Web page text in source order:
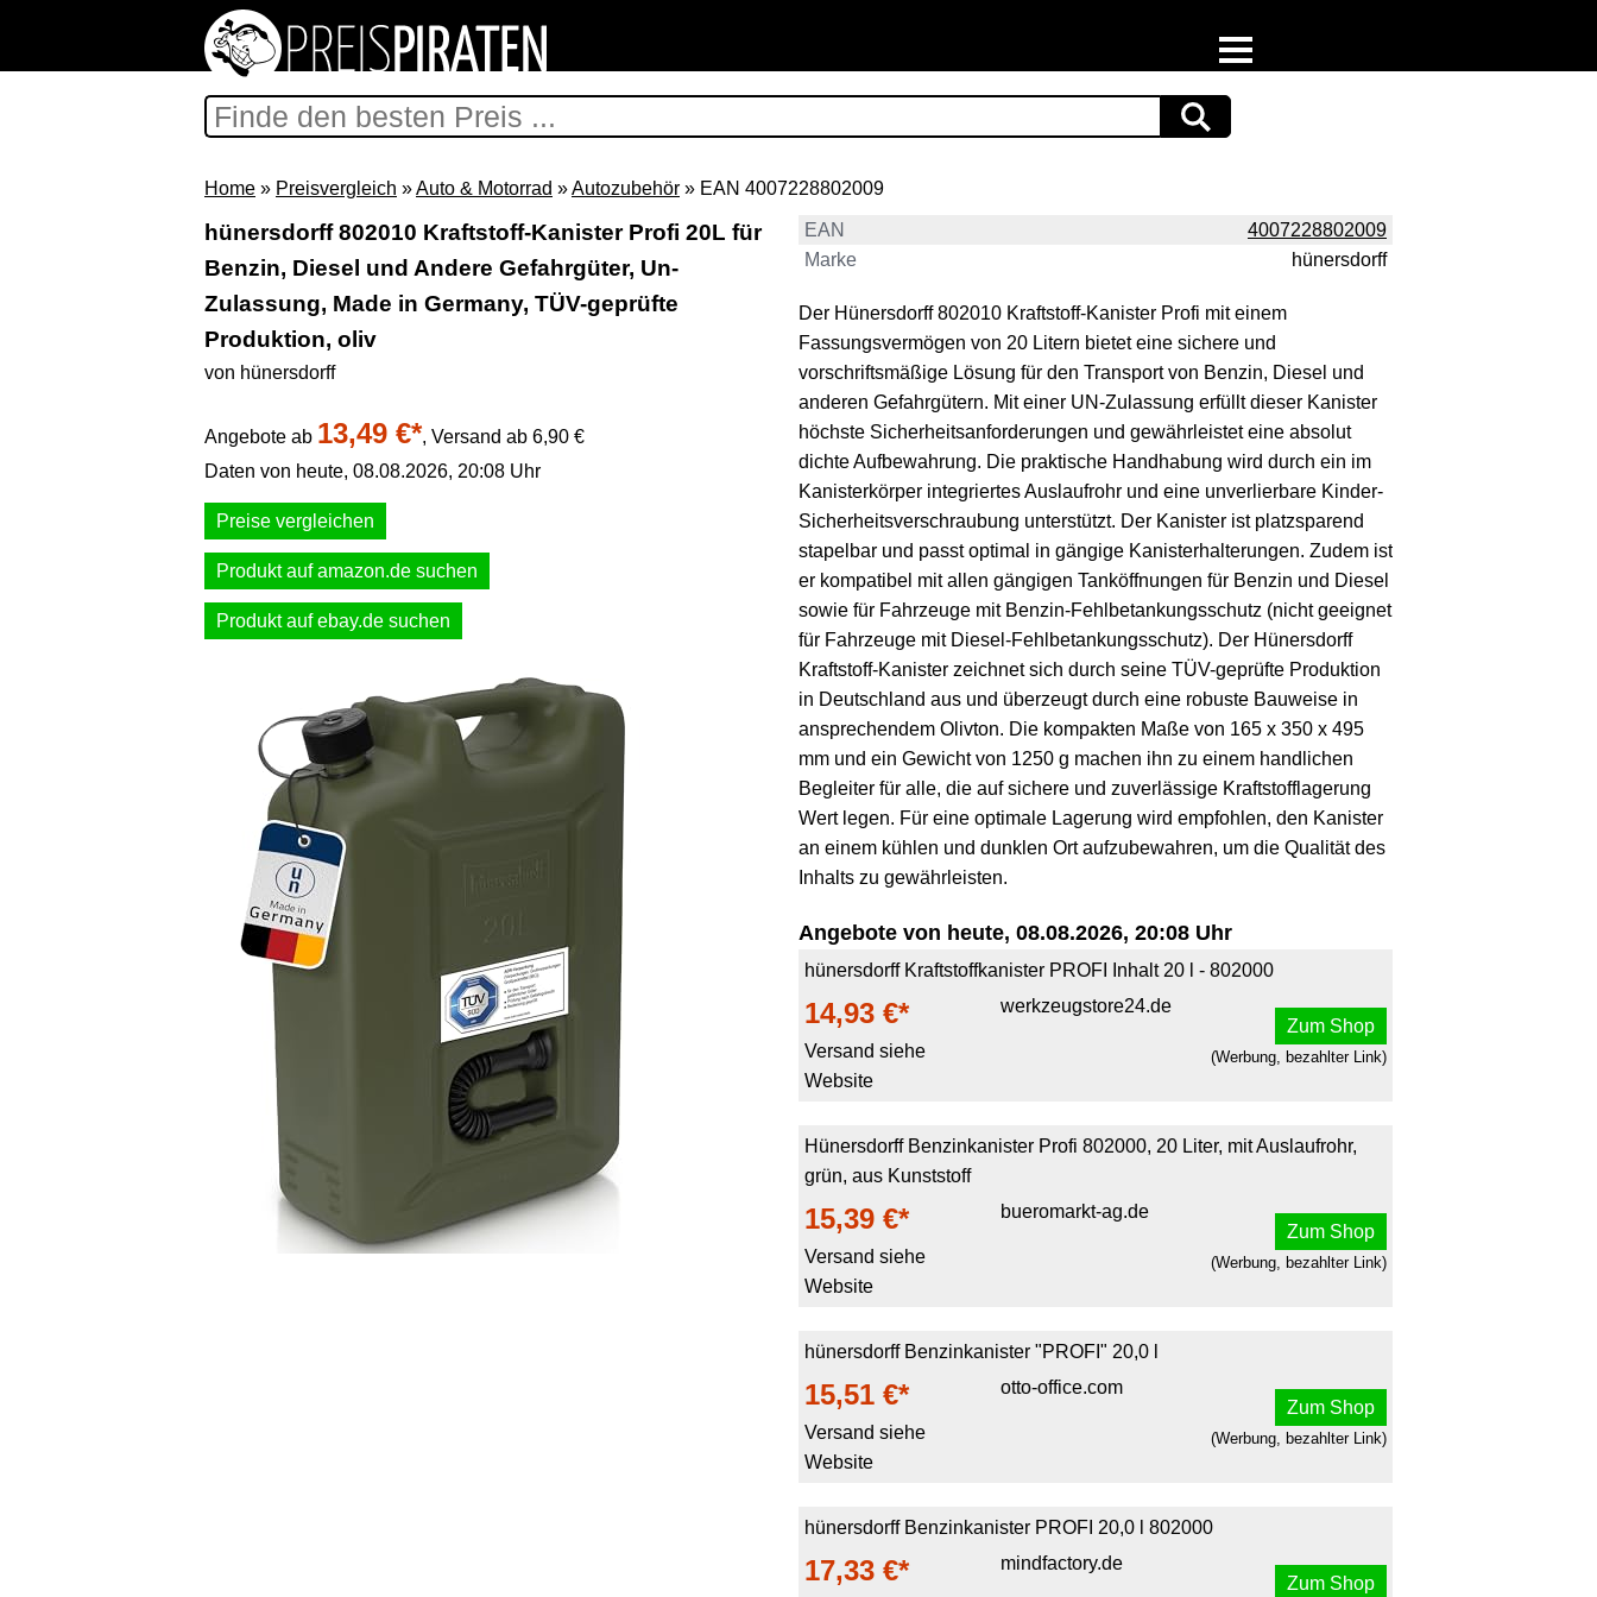
Support & Newsletter
Presse
Datenschutz
Impressum
Home » Preisvergleich »Auto & Motorrad »Autozubehör » EAN 4007228802009
hünersdorff 802010 Kraftstoff-Kanister Profi 20L für
Benzin, Diesel und Andere Gefahrgüter, Un-
Zulassung, Made in Germany, TÜV-geprüfte
Produktion, oliv
von hünersdorff
Angebote ab 13,49 €*, Versand ab 6,90 €
Daten von heute, 08.08.2026, 20:08 Uhr
Preise vergleichen
Produkt auf amazon.de suchen
Produkt auf ebay.de suchen
EAN
4007228802009
Marke
hünersdorff
Der Hünersdorff 802010 Kraftstoff-Kanister Profi mit einem
Fassungsvermögen von 20 Litern bietet eine sichere und
vorschriftsmäßige Lösung für den Transport von Benzin, Diesel und
anderen Gefahrgütern. Mit einer UN-Zulassung erfüllt dieser Kanister
höchste Sicherheitsanforderungen und gewährleistet eine absolut
dichte Aufbewahrung. Die praktische Handhabung wird durch ein im
Kanisterkörper integriertes Auslaufrohr und eine unverlierbare Kinder-
Sicherheitsverschraubung unterstützt. Der Kanister ist platzsparend
stapelbar und passt optimal in gängige Kanisterhalterungen. Zudem ist
er kompatibel mit allen gängigen Tanköffnungen für Benzin und Diesel
sowie für Fahrzeuge mit Benzin-Fehlbetankungsschutz (nicht geeignet
für Fahrzeuge mit Diesel-Fehlbetankungsschutz). Der Hünersdorff
Kraftstoff-Kanister zeichnet sich durch seine TÜV-geprüfte Produktion
in Deutschland aus und überzeugt durch eine robuste Bauweise in
ansprechendem Olivton. Die kompakten Maße von 165 x 350 x 495
mm und ein Gewicht von 1250 g machen ihn zu einem handlichen
Begleiter für alle, die auf sichere und zuverlässige Kraftstofflagerung
Wert legen. Für eine optimale Lagerung wird empfohlen, den Kanister
an einem kühlen und dunklen Ort aufzubewahren, um die Qualität des
Inhalts zu gewährleisten.
Angebote von heute, 08.08.2026, 20:08 Uhr
hünersdorff Kraftstoffkanister PROFI Inhalt 20 l - 802000
14,93 €*
Versand siehe
Website
werkzeugstore24.de
Zum Shop
(Werbung, bezahlter Link)
Hünersdorff Benzinkanister Profi 802000, 20 Liter, mit Auslaufrohr,
grün, aus Kunststoff
15,39 €*
Versand siehe
Website
bueromarkt-ag.de
Zum Shop
(Werbung, bezahlter Link)
hünersdorff Benzinkanister "PROFI" 20,0 l
15,51 €*
Versand siehe
Website
otto-office.com
Zum Shop
(Werbung, bezahlter Link)
hünersdorff Benzinkanister PROFI 20,0 l 802000
17,33 €*
mindfactory.de
Zum Shop